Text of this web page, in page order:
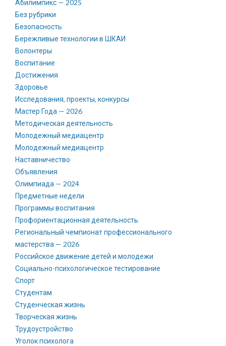
Абилимпикс — 2025
Без рубрики
Безопасность
Бережливые технологии в ШКАИ
Волонтеры
Воспитание
Достижения
Здоровье
Исследования, проекты, конкурсы
Мастер Года — 2026
Методическая деятельность
Молодежный медиацентр
Молодежный медиацентр
Наставничество
Объявления
Олимпиада — 2024
Предметные недели
Программы воспитания
Профориентационная деятельность
Региональный чемпионат профессионального
мастерства — 2026
Российское движение детей и молодежи
Социально-психологическое тестирование
Спорт
Студентам
Студенческая жизнь
Творческая жизнь
Трудоустройство
Уголок психолога